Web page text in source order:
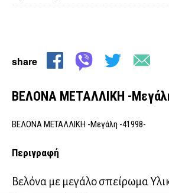
share
ΒΕΛΟΝΑ ΜΕΤΑΛΛΙΚΗ -
ΒΕΛΟΝΑ ΜΕΤΑΛΛΙΚΗ -Μεγάλη -41998-
Περιγραφή
Βελόνα με μεγάλο σπείρωμα